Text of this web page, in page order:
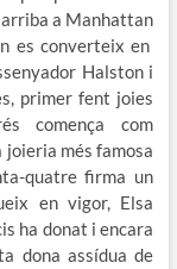
a Manhattan
es converteix en
Halston i
primer fent joies
comença com
més famosa
quatre firma un
en vigor, Elsa
ha donat i encara
dona assídua de